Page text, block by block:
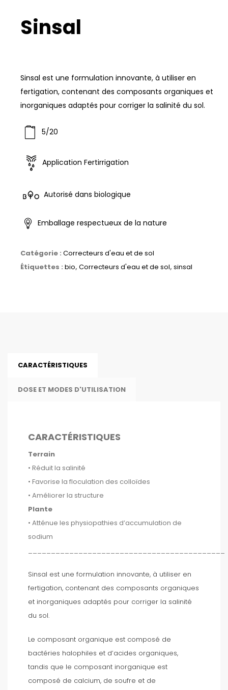
Sinsal
Sinsal est une formulation innovante, à utiliser en
fertigation, contenant des composants organiques et
inorganiques adaptés pour corriger la salinité du sol.
5/20
Application Fertirrigation
Autorisé dans biologique
Emballage respectueux de la nature
Catégorie : Correcteurs d'eau et de sol
Étiquettes : bio, Correcteurs d'eau et de sol, sinsal
CARACTÉRISTIQUES
DOSE ET MODES D'UTILISATION
CARACTÉRISTIQUES
Terrain
• Réduit la salinité
• Favorise la floculation des colloïdes
• Améliorer la structure
Plante
• Atténue les physiopathies d’accumulation de
sodium
Sinsal est une formulation innovante, à utiliser en
fertigation, contenant des composants organiques
et inorganiques adaptés pour corriger la salinité
du sol.
Le composant organique est composé de
bactéries halophiles et d’acides organiques,
tandis que le composant inorganique est
composé de calcium, de soufre et de